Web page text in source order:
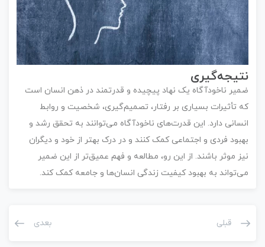
نتیجه‌گیری
ضمیر ناخودآگاه یک نهاد پیچیده و قدرتمند در ذهن انسان است
که تأثیرات بسیاری بر رفتار، تصمیم‌گیری، شخصیت و روابط
انسانی دارد. این قدرت‌های ناخودآگاه می‌توانند به تحقق رشد و
بهبود فردی و اجتماعی کمک کنند و در درک بهتر از خود و دیگران
نیز موثر باشند. از این رو، مطالعه و فهم عمیق‌تر از این ضمیر
می‌تواند به بهبود کیفیت زندگی انسان‌ها و جامعه کمک کند.
قبلی بعدی